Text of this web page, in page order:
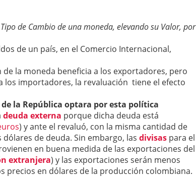
de Cambio de una moneda, elevando su Valor, por
de un país, en el Comercio Internacional,
la moneda beneficia a los exportadores, pero
los importadores, la revaluación tiene el efecto
de la República optara por esta política
deuda externa porque dicha deuda está
) y ante el revaluó, con la misma cantidad de
de deuda. Sin embargo, las divisas para el
en buena medida de las exportaciones del
extranjera) y las exportaciones serán menos
precios en dólares de la producción colombiana.